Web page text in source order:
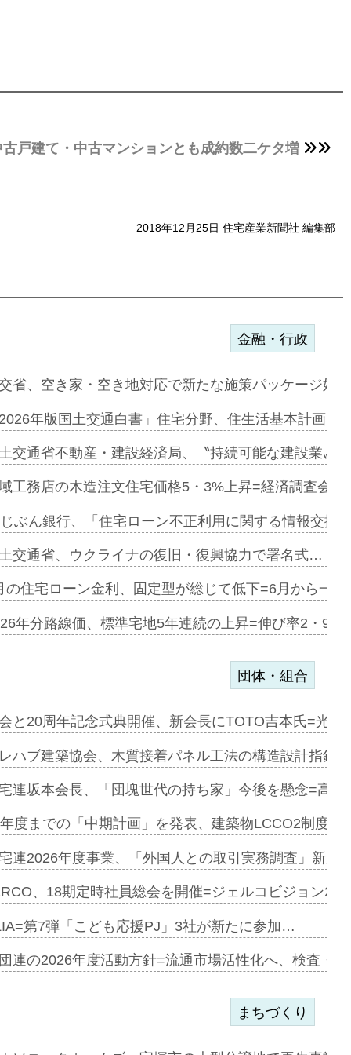
戸建て・中古マンションとも成約数二ケタ増
2018年12月25日 住宅産業新聞社 編集部
起用…
ミーレキ…
も城南エ…
合型の賃…
ンカフェ…
協業=お互…
コリビング…
る2階建…
金融・行政
省、空き家・空き地対応で新たな施策パッケージ始
年版国土交通白書」住宅分野、住生活基本計画を
交通省不動産・建設経済局、〝持続可能な建設業〟
工務店の木造注文住宅価格5・3%上昇=経済調査会
ぶん銀行、「住宅ローン不正利用に関する情報交換
交通省、ウクライナの復旧・復興協力で署名式…
の住宅ローン金利、固定型が総じて低下=6月から一
年分路線価、標準宅地5年連続の上昇=伸び率2・
加=リンナ…
見込む=…
開始=三協…
分譲M専用…
団体・組合
と20周年記念式典開催、新会長にTOTO吉本氏=光
ハブ建築協会、木質接着パネル工法の構造設計指針
連坂本会長、「団塊世代の持ち家」今後を懸念=高
度までの「中期計画」を発表、建築物LCCO2制度
連2026年度事業、「外国人との取引実務調査」新規
、18期定時社員総会を開催=ジェルコビジョン
第7弾「こども応援PJ」3社が新たに参加…
連の2026年度活動方針=流通市場活性化へ、検査・
まちづくり